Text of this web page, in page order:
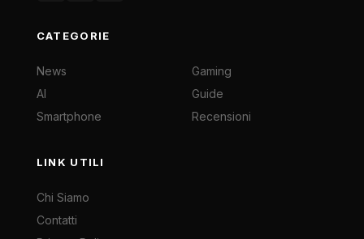
CATEGORIE
News
AI
Smartphone
Gaming
Guide
Recensioni
LINK UTILI
Chi Siamo
Contatti